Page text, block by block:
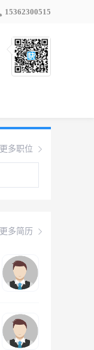
15362300515
更多职位
更多简历